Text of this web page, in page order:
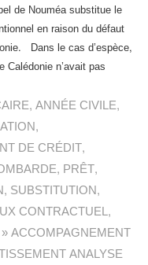
de Nouméa substitue le
en raison du défaut
Dans le cas d’espèce,
n’avait pas
,ANNÉE CIVILE,
,
DE CRÉDIT,
, PRÊT,
, SUBSTITUTION,
CONTRACTUEL,
ACCOMPAGNEMENT
ANALYSE